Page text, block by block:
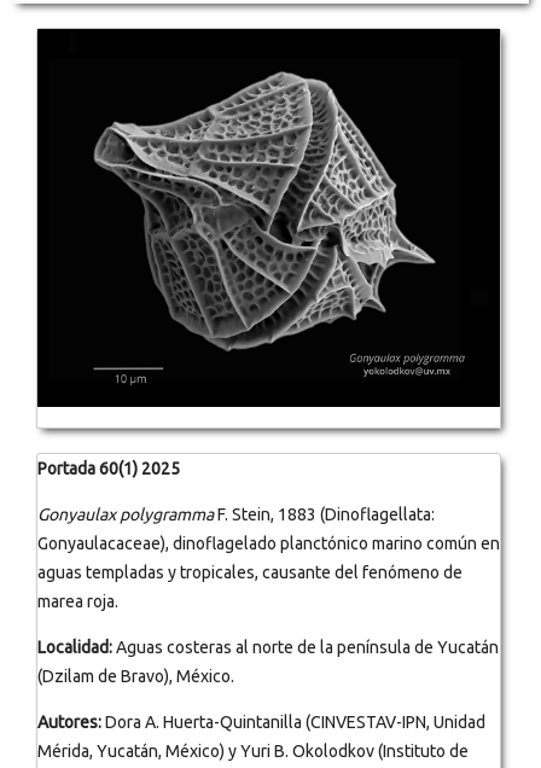
Portada 60(1) 2025
Gonyaulax polygrammaF. Stein, 1883 (Dinoflagellata:
Gonyaulacaceae), dinoflagelado planctónico marino común en
aguas templadas y tropicales, causante del fenómeno de
marea roja.
Localidad:Aguas costeras al norte de la península de Yucatán
(Dzilam de Bravo), México.
Autores:Dora A. Huerta-Quintanilla (CINVESTAV-IPN, Unidad
Mérida, Yucatán, México) y Yuri B. Okolodkov (Instituto de